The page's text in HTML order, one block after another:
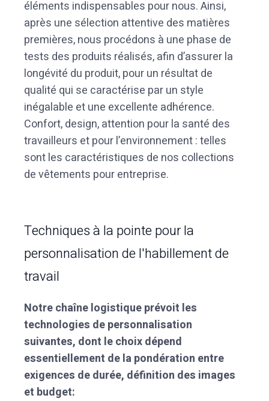
éléments indispensables pour nous. Ainsi,
après une sélection attentive des matières
premières, nous procédons à une phase de
tests des produits réalisés, afin d’assurer la
longévité du produit, pour un résultat de
qualité qui se caractérise par un style
inégalable et une excellente adhérence.
Confort, design, attention pour la santé des
travailleurs et pour l’environnement : telles
sont les caractéristiques de nos collections
de vêtements pour entreprise.
Techniques à la pointe pour la
personnalisation de l'habillement de
travail
Notre chaîne logistique prévoit les
technologies de personnalisation
suivantes, dont le choix dépend
essentiellement de la pondération entre
exigences de durée, définition des images
et budget: